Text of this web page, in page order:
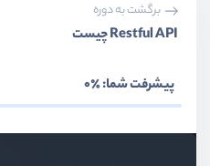
برگشت به دوره
Restful API چیست
پیشرفت شما:٪0